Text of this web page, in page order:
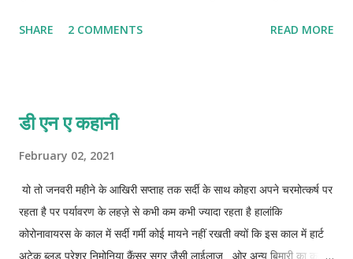
अंश कुछ ही छणिक मैं आती हूँ तुझे नहीं मालूम मैं हूँ परमात्मा का अंश प़तिबंम मुझसे
मांसपेशियों का है परकोटा शिर को कहते है ब्रह्मरंध जहां रहता हूँ मैं फिर बीचोबीच
SHARE 2 COMMENTS READ MORE
डी एन ए कहानी
February 02, 2021
यो तो जनवरी महीने के आखिरी सप्ताह तक सर्दी के साथ कोहरा अपने चरमोत्कर्ष पर
रहता है पर पर्यावरण के लहज़े से कभी कम कभी ज्यादा रहता है हालांकि
कोरोनावायरस के काल में सर्दी गर्मी कोई मायने नहीं रखती क्यों कि इस काल में हार्ट
अटेक ब्लड प्रेशर निमोनिया कैंसर सुगर जैसी लाईलाज ओर अन्य बिमारी का कहीं